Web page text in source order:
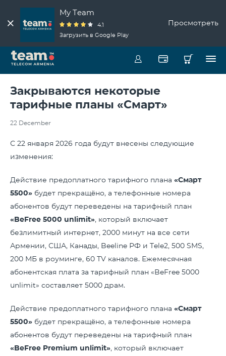
My Team
4.1
Загрузить в Google Play
Просмотреть
Закрываются некоторые
тарифные планы «Смарт»
22 December
С 22 января 2026 года будут внесены следующие
изменения:
Действие предоплатного тарифного плана «Смарт
5500» будет прекращёно, а телефонные номера
абонентов будут переведены на тарифный план
«BeFree 5000 unlimit», который включает
безлимитный интернет, 2000 минут на все сети
Армении, США, Канады, Beeline РФ и Tele2, 500 SMS,
200 МБ в роуминге, 60 TV каналов. Ежемесячная
абонентская плата за тарифный план «BeFree 5000
unlimit» составляет 5000 драм.
Действие предоплатного тарифного плана «Смарт
5500» будет прекращёно, а телефонные номера
абонентов будут переведены на тарифный план
«BeFree Premium unlimit», который включает